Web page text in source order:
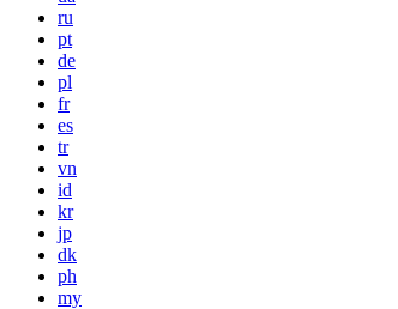
ru
pt
de
pl
fr
es
tr
vn
id
kr
jp
dk
ph
my